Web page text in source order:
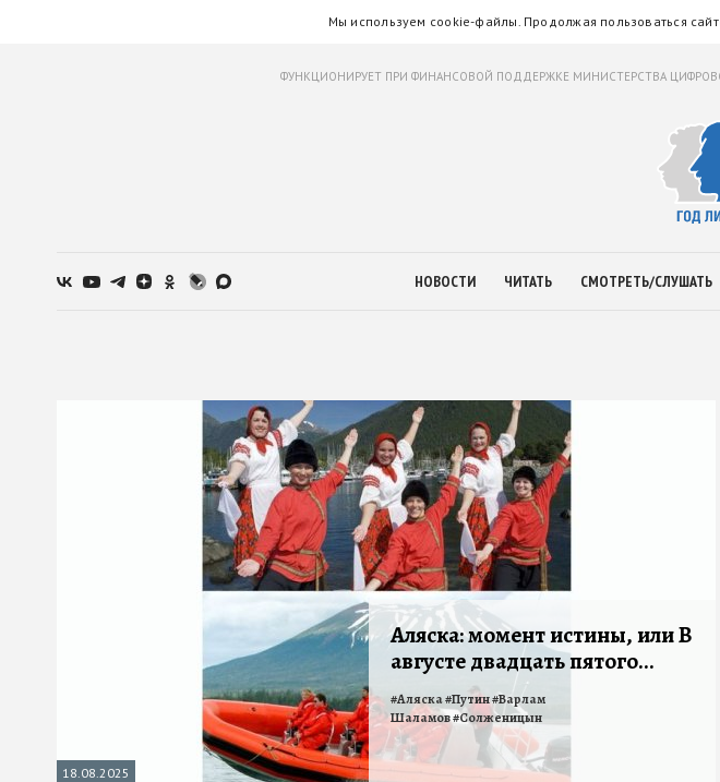
Мы используем cookie-файлы. Продолжая пользоваться
ФУНКЦИОНИРУЕТ ПРИ ФИНАНСОВОЙ ПОДДЕРЖКЕ МИНИСТЕРСТВА
НОВОСТИ ЧИТАТЬ СМОТРЕТЬ/СЛУШАТЬ
18.08.2025
Аляска: момент истины, или В
августе двадцать пятого…
#Аляска#Путин#Варлам
Шаламов#Солженицын